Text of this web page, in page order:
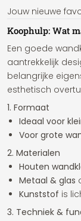
Jouw nieuwe
Koophulp: Wat
Een goede
aantrekkelijk
belangrijke
esthetisch
1. Formaat
Ideaal voor
Voor grote
2. Materialen
Houten
Metaal & glas
Kunststof is
3. Techniek &